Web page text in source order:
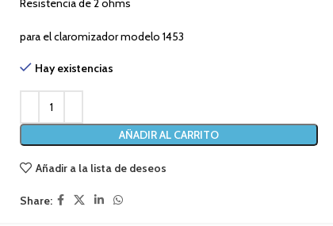
Resistencia de 2 ohms
para el claromizador modelo 1453
Hay existencias
AÑADIR AL CARRITO
Añadir a la lista de deseos
Share: